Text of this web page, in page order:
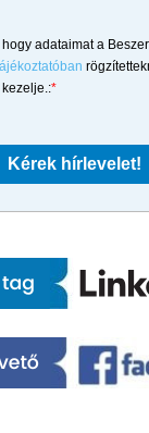
adataimat a
*